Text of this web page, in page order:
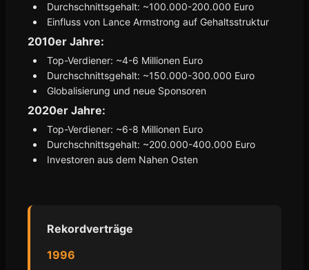
Durchschnittsgehalt: ~100.000-200.000 Euro
Einfluss von Lance Armstrong auf Gehaltsstruktur
2010er Jahre:
Top-Verdiener: ~4-6 Millionen Euro
Durchschnittsgehalt: ~150.000-300.000 Euro
Globalisierung und neue Sponsoren
2020er Jahre:
Top-Verdiener: ~6-8 Millionen Euro
Durchschnittsgehalt: ~200.000-400.000 Euro
Investoren aus dem Nahen Osten
Rekordverträge
1996